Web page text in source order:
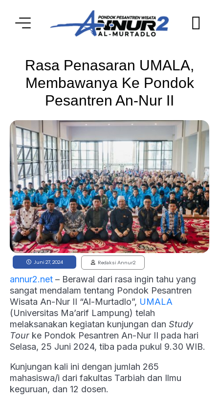
Rasa Penasaran UMALA,
Membawanya Ke Pondok
Pesantren An-Nur II
Juni 27, 2024 Redaksi Annur2
annur2.net – Berawal dari rasa ingin tahu yang
sangat mendalam tentang Pondok Pesantren
Wisata An-Nur II “Al-Murtadlo”, UMALA
(Universitas Ma’arif Lampung) telah
melaksanakan kegiatan kunjungan dan Study
Tour ke Pondok Pesantren An-Nur II pada hari
Selasa, 25 Juni 2024, tiba pada pukul 9.30 WIB.
Kunjungan kali ini dengan jumlah 265
mahasiswa/i dari fakultas Tarbiah dan Ilmu
keguruan, dan 12 dosen.